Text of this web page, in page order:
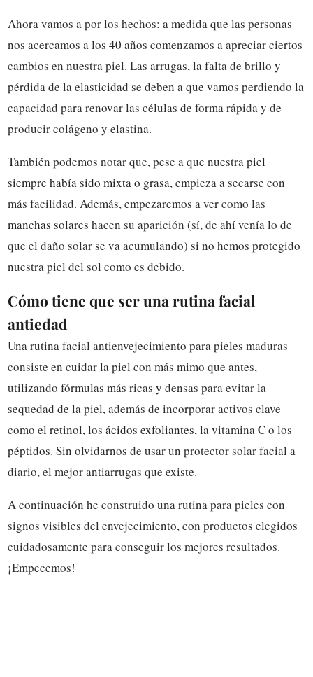
Ahora vamos a por los hechos: a medida que las personas
nos acercamos a los 40 años comenzamos a apreciar ciertos
cambios en nuestra piel. Las arrugas, la falta de brillo y
pérdida de la elasticidad se deben a que vamos perdiendo la
capacidad para renovar las células de forma rápida y de
producir colágeno y elastina.
También podemos notar que, pese a que nuestrapiel
siempre había sido mixta o grasa, empieza a secarse con
más facilidad. Además, empezaremos a ver como las
manchas solares hacen su aparición (sí, de ahí venía lo de
que el daño solar se va acumulando) si no hemos protegido
nuestra piel del sol como es debido.
Cómo tiene que ser una rutina facial
antiedad
Una rutina facial antienvejecimiento para pieles maduras
consiste en cuidar la piel con más mimo que antes,
utilizando fórmulas más ricas y densas para evitar la
sequedad de la piel, además de incorporar activos clave
como el retinol, los ácidos exfoliantes, la vitamina C o los
péptidos. Sin olvidarnos de usar un protector solar facial a
diario, el mejor antiarrugas que existe.
A continuación he construido una rutina para pieles con
signos visibles del envejecimiento, con productos elegidos
cuidadosamente para conseguir los mejores resultados.
¡Empecemos!